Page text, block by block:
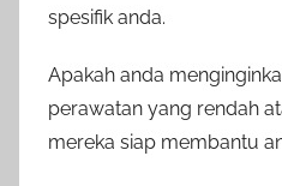
spesifik anda.
Apakah anda
perawatan yang rendah
mereka siap membantu